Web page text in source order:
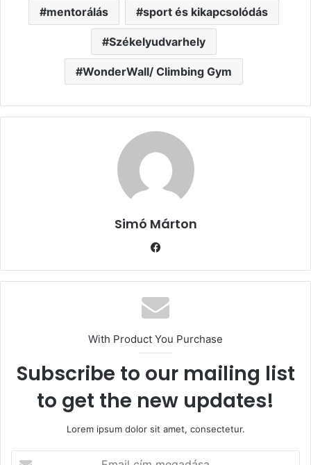
mentorálás sport és kikapcsolódás
Székelyudvarhely
WonderWall/ Climbing Gym
Simó Márton
With Product You Purchase
Subscribe to our mailing list
to get the new updates!
Lorem ipsum dolor sit amet, consectetur.